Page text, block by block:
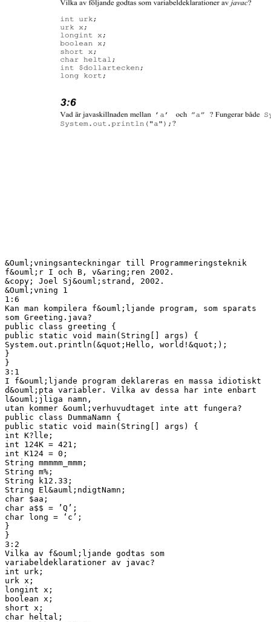
&Ouml;vningsanteckningar till Programmeringsteknik
f&ouml;r I och B, v&aring;ren 2002.
&copy; Joel Sj&ouml;strand, 2002.
&Ouml;vning 1
1:6
Kan man kompilera f&ouml;ljande program, som sparats
som Greeting.java?
public class greeting {
public static void main(String[] args) {
System.out.println(&quot;Hello, world!&quot;);
}
}
3:1
I f&ouml;ljande program deklareras en massa idiotiskt
d&ouml;pta variabler. Vilka av dessa har inte enbart
l&ouml;jliga namn,
utan kommer &ouml;verhuvudtaget inte att fungera?
public class DummaNamn {
public static void main(String[] args) {
int K?lle;
int 124K = 421;
int K124 = 0;
String mmmmm_mmm;
String m%;
String k12.33;
String El&auml;ndigtNamn;
char $aa;
char a$$ = ’Q’;
char long = ‘c’;
}
}
3:2
Vilka av f&ouml;ljande godtas som
variabeldeklarationer av javac?
int urk;
urk x;
longint x;
boolean x;
short x;
char heltal;